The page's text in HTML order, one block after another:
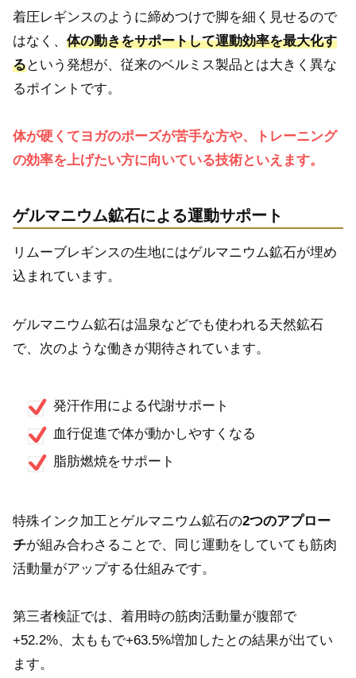
着圧レギンスのように締めつけで脚を細く見せるので
はなく、 体の動きをサポートして運動効率を最大化す
るという発想が、従来のベルミス製品とは大きく異な
るポイントです。
体が硬くてヨガのポーズが苦手な方や、トレーニング
の効率を上げたい方に向いている技術といえます。
ゲルマニウム鉱石による運動サポート
リムーブレギンスの生地にはゲルマニウム鉱石が埋め
込まれています。
ゲルマニウム鉱石は温泉などでも使われる天然鉱石
で、次のような働きが期待されています。
発汗作用による代謝サポート
血行促進で体が動かしやすくなる
脂肪燃焼をサポート
特殊インク加工とゲルマニウム鉱石の2つのアプロー
チが組み合わさることで、同じ運動をしていても筋肉
活動量がアップする仕組みです。
第三者検証では、着用時の筋肉活動量が腹部で
+52.2%、太ももで+63.5%増加したとの結果が出てい
ます。